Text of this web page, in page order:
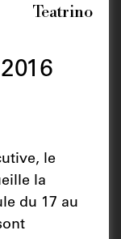
Teatrino
le
la
du 17 au